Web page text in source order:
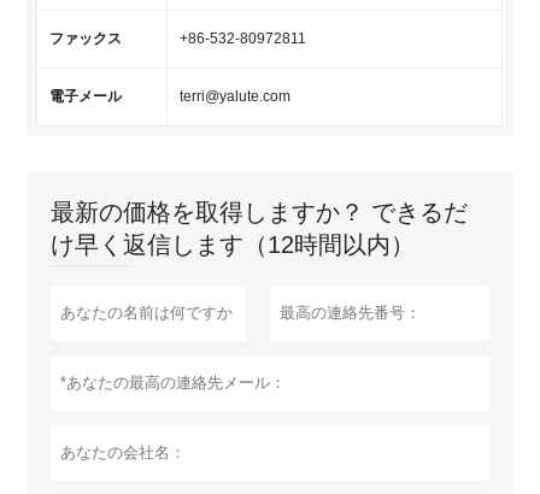
ファックス +86-532-80972811
電子メール terri@yalute.com
最新の価格を取得しますか？ できるだ
け早く返信します（12時間以内）